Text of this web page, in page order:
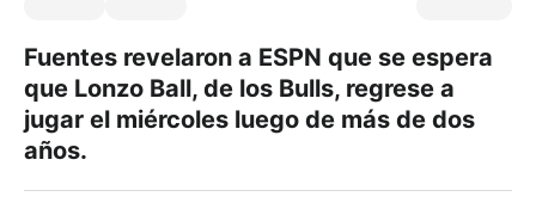
Fuentes revelaron a ESPN que se espera
que Lonzo Ball, de los Bulls, regrese a
jugar el miércoles luego de más de dos
años.